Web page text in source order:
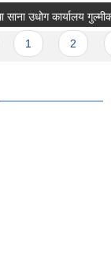
उधोग कार्यालय गुल्मीको